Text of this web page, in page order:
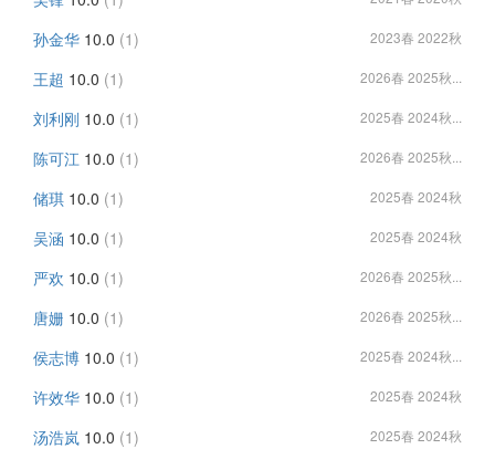
孙金华 10.0 (1) 2023春 2022秋
王超 10.0 (1) 2026春 2025秋...
刘利刚 10.0 (1) 2025春 2024秋...
陈可江 10.0 (1) 2026春 2025秋...
储琪 10.0 (1) 2025春 2024秋
吴涵 10.0 (1) 2025春 2024秋
严欢 10.0 (1) 2026春 2025秋...
唐姗 10.0 (1) 2026春 2025秋...
侯志博 10.0 (1) 2025春 2024秋...
许效华 10.0 (1) 2025春 2024秋
汤浩岚 10.0 (1) 2025春 2024秋